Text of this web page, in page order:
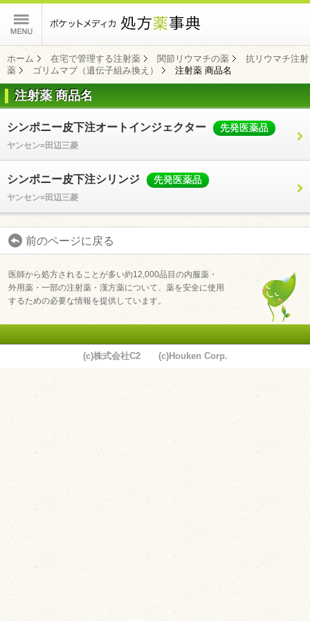
ポケットメディカ
ホーム 在宅で管理する注射薬 関節リウマチの薬
抗リウマチ注射
薬
ゴリムマブ（遺伝子組み換え） 注射薬 商品名
注射薬 商品名
シンポニー皮下注オートインジェクター 先発医薬品
ヤンセン=田辺三菱
シンポニー皮下注シリンジ 先発医薬品
ヤンセン=田辺三菱
前のページに戻る
医師から処方されることが多い約12,000品目の内服薬・
外用薬・一部の注射薬・漢方薬について、薬を安全に使用
するための必要な情報を提供しています。
(c)株式会社C2 (c)Houken Corp.